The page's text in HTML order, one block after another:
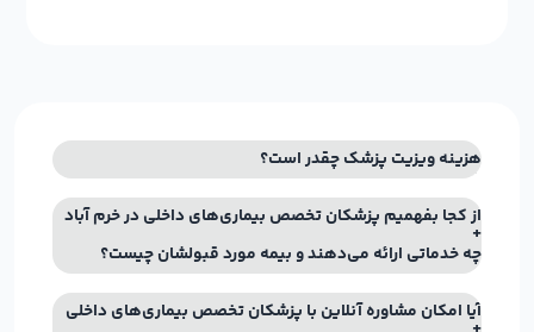
هزینه ویزیت پزشک چقدر است؟
از کجا بفهمیم پزشکان تخصص بیماری‌های داخلی در خرم آباد
چه خدماتی ارائه می‌دهند و بیمه مورد قبولشان چیست؟
آیا امکان مشاوره آنلاین با پزشکان تخصص بیماری‌های داخلی